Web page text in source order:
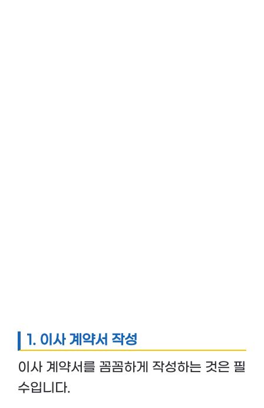
1. 이사 계약서 작성
이사 계약서를 꼼꼼하게 작성하는 것은 필
수입니다.